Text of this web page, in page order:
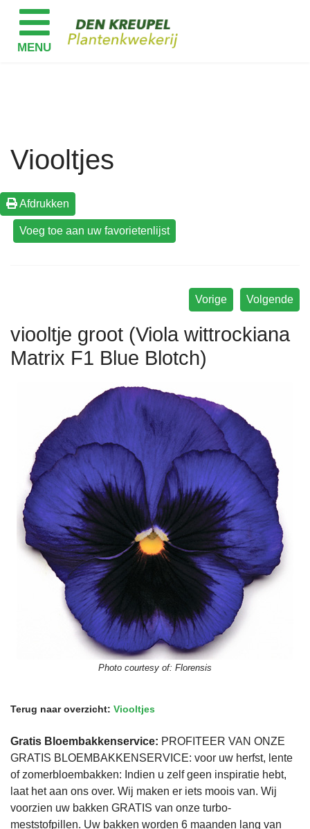
Viooltjes
Afdrukken
Volgende
Vorige
viooltje groot (Viola wittrockiana
Matrix F1 Blue Blotch)
Photo courtesy of: Florensis
Terug naar overzicht: Viooltjes
Gratis Bloembakkenservice: PROFITEER VAN ONZE
GRATIS BLOEMBAKKENSERVICE: voor uw herfst, lente
of zomerbloembakken: Indien u zelf geen inspiratie hebt,
laat het aan ons over. Wij maken er iets moois van. Wij
voorzien uw bakken GRATIS van onze turbo-
meststofpillen. Uw bakken worden 6 maanden lang van